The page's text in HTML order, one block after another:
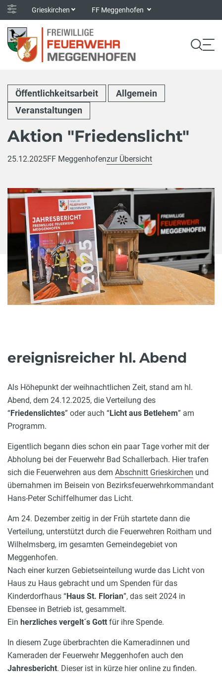
Grieskirchen FF Meggenhofen
Öffentlichkeitsarbeit
Allgemein
Veranstaltungen
Aktion "Friedenslicht"
25.12.2025FF Meggenhofenzur Übersicht
ereignisreicher hl. Abend
Als Höhepunkt der weihnachtlichen Zeit, stand am hl.
Abend, dem 24.12.2025, die Verteilung des
“Friedenslichtes” oder auch “Licht aus Betlehem” am
Programm.
Eigentlich begann dies schon ein paar Tage vorher mit der
Abholung bei der Feuerwehr Bad Schallerbach. Hier trafen
sich die Feuerwehren aus dem Abschnitt Grieskirchen und
übernahmen im Beisein von Bezirksfeuerwehrkommandant
Hans-Peter Schiffelhumer das Licht.
Am 24. Dezember zeitig in der Früh startete dann die
Verteilung, unterstützt durch die Feuerwehren Roitham und
Wilhelmsberg, im gesamten Gemeindegebiet von
Meggenhofen.
Nach einer kurzen Gebietseinteilung wurde das Licht von
Haus zu Haus gebracht und um Spenden für das
Kinderdorfhaus “Haus St. Florian”, das seit 2024 in
Ebensee in Betrieb ist, gesammelt.
Ein herzliches vergelt´s Gott für ihre Spende.
In diesem Zuge überbrachten die Kameradinnen und
Kameraden der Feuerwehr Meggenhofen auch den
Jahresbericht. Dieser ist in kürze hier online zu finden.